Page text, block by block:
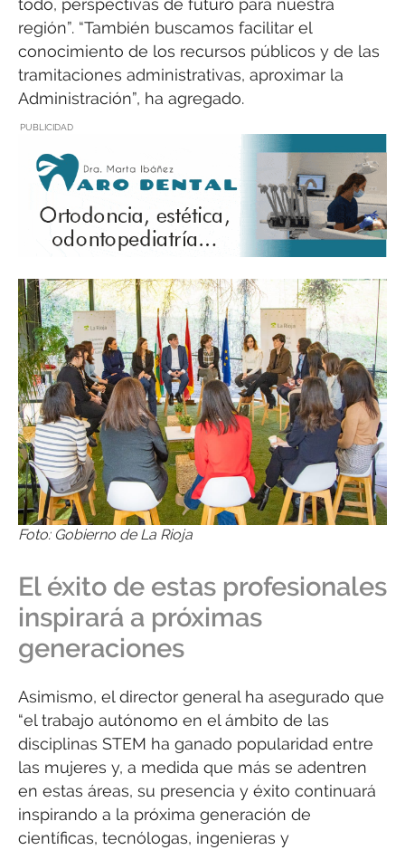
región”. “También buscamos facilitar el
conocimiento de los recursos públicos y de las
tramitaciones administrativas, aproximar la
Administración”, ha agregado.
PUBLICIDAD
Foto: Gobierno de La Rioja
El éxito de estas profesionales
inspirará a próximas
generaciones
Asimismo, el director general ha asegurado que
“el trabajo autónomo en el ámbito de las
disciplinas STEM ha ganado popularidad entre
las mujeres y, a medida que más se adentren
en estas áreas, su presencia y éxito continuará
inspirando a la próxima generación de
científicas, tecnólogas, ingenieras y